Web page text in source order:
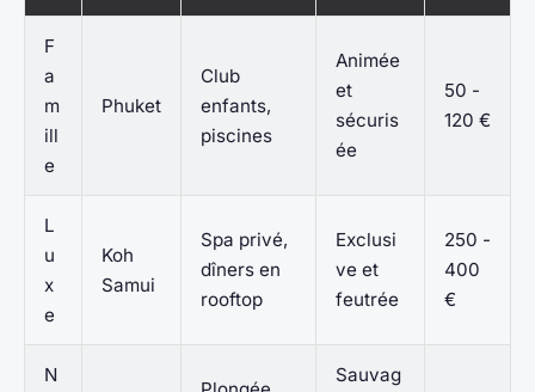
F
a
m
ill
e
Phuket
Club
enfants,
piscines
Animée
et
sécuris
ée
50 -
120 €
L
u
x
e
Koh
Samui
Spa privé,
dîners en
rooftop
Exclusi
ve et
feutrée
250 -
400
€
N
Sauvag